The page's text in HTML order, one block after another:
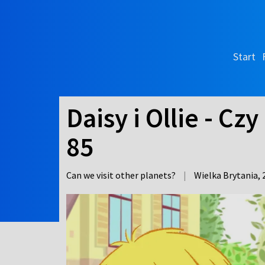
Start
Daisy i Ollie -
85
Can we visit other planets? | Wielka Brytania,